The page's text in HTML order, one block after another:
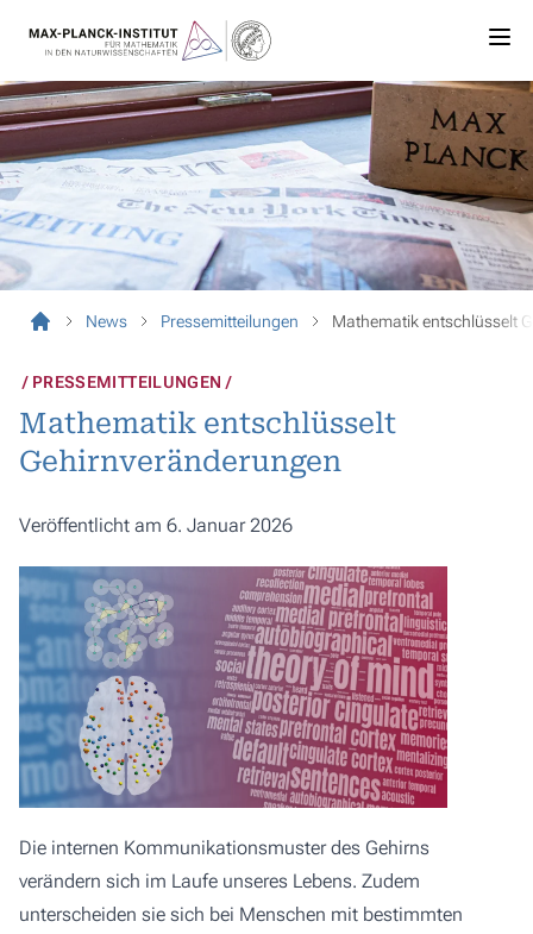
News Pressemitteilungen Mathematik entschlüsselt
PRESSEMITTEILUNGEN
Mathematik entschlüsselt
Gehirnveränderungen
Veröffentlicht am 6. Januar 2026
Die internen Kommunikationsmuster des Gehirns
verändern sich im Laufe unseres Lebens. Zudem
unterscheiden sie sich bei Menschen mit bestimmten